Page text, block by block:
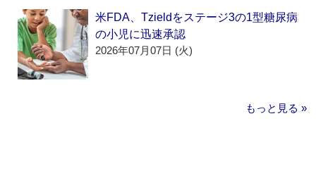
米FDA、Tzieldをステージ3の1型糖尿病
の小児に迅速承認
2026年07月07日 (火)
もっと見る »